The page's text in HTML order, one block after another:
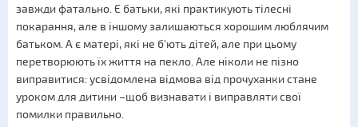
завжди фатально. Є батьки, які практикують тілесні
покарання, але в іншому залишаються хорошим люблячим
батьком. А є матері, які не б'ють дітей, але при цьому
перетворюють їх життя на пекло. Але ніколи не пізно
виправитися: усвідомлена відмова від прочуханки стане
уроком для дитини –щоб визнавати і виправляти свої
помилки правильно.